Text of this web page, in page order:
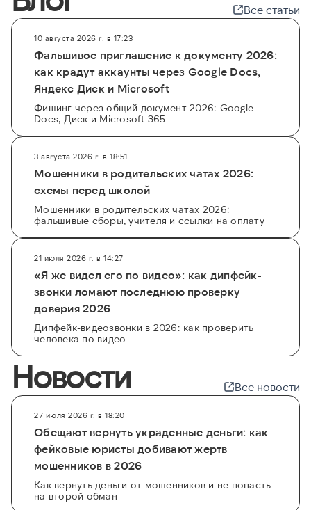
Все статьи
10 августа 2026 г. в 17:23
Фальшивое приглашение к документу 2026:
как крадут аккаунты через Google Docs,
Яндекс Диск и Microsoft
Фишинг через общий документ 2026: Google
Docs, Диск и Microsoft 365
3 августа 2026 г. в 18:51
Мошенники в родительских чатах 2026:
схемы перед школой
Мошенники в родительских чатах 2026:
фальшивые сборы, учителя и ссылки на оплату
21 июля 2026 г. в 14:27
«Я же видел его по видео»: как дипфейк-
звонки ломают последнюю проверку
доверия 2026
Дипфейк-видеозвонки в 2026: как проверить
человека по видео
Новости Все новости
27 июля 2026 г. в 18:20
Обещают вернуть украденные деньги: как
фейковые юристы добивают жертв
мошенников в 2026
Как вернуть деньги от мошенников и не попасть
на второй обман